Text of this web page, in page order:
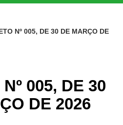
Nº 005, DE 30 DE MARÇO DE
005, DE 30
DE 2026